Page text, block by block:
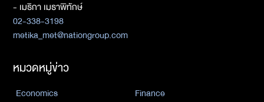
- เมธิกา เมธาพิทักษ์
02-338-3198
metika_met@nationgroup.com
หมวดหมู่ข่าว
Economics
Finance